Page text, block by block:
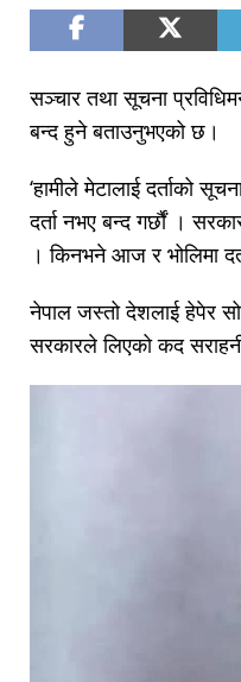
सञ्चार तथा सूचना
बन्द हुने बताउनुभएको छ।
‘हामीले मेटालाई दर्ताको
दर्ता नभए बन्द गर्छौं ।
। किनभने आज र भोलिमा
नेपाल जस्तो देशलाई हेपेर
सरकारले लिएको कद